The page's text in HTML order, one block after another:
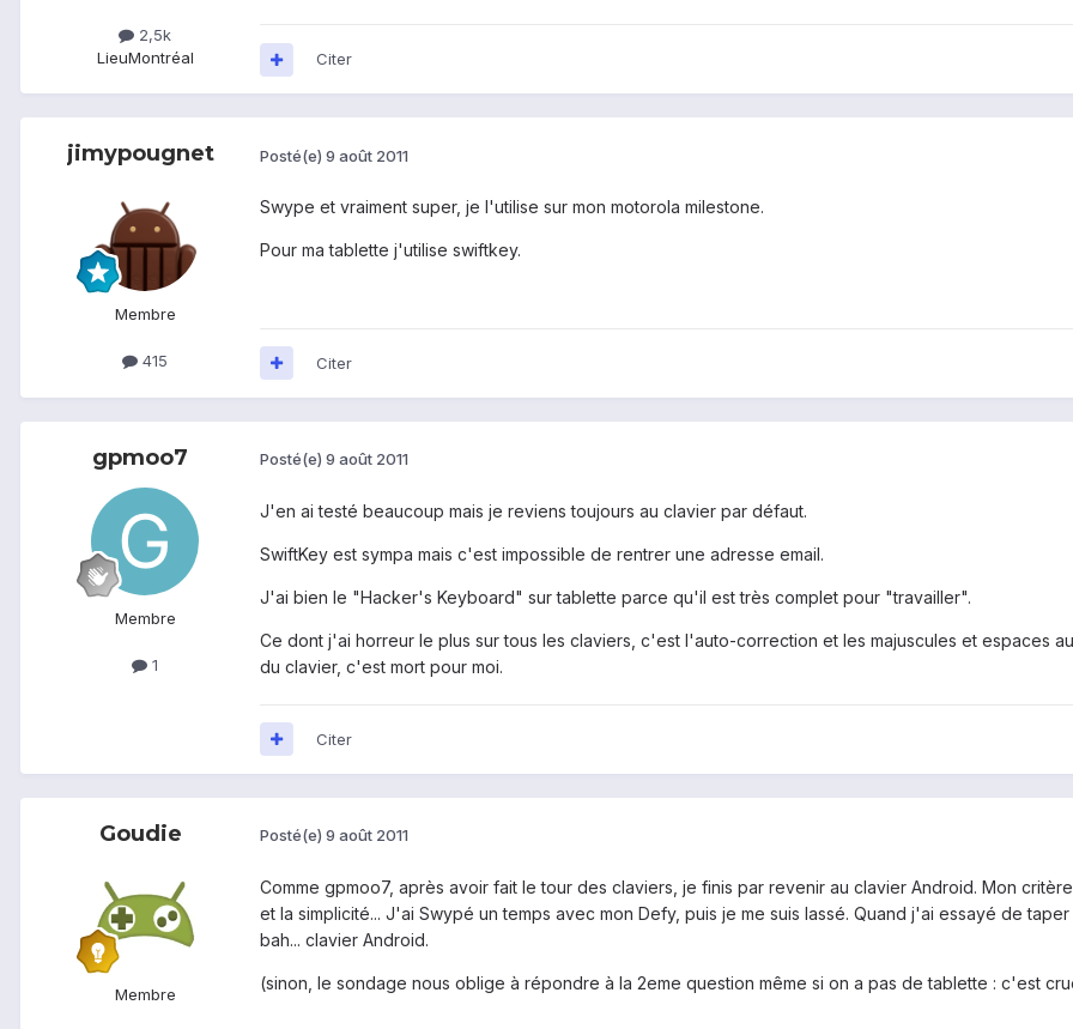
2,5k
LieuMontréal Citer
jimypougnet
Membre
415
Posté(e) 9 août 2011
Swype et vraiment super, je l'utilise sur mon motorola milestone.
Pour ma tablette j'utilise swiftkey.
Citer
gpmoo7
Membre
1
Posté(e) 9 août 2011
J'en ai testé beaucoup mais je reviens toujours au clavier par défaut.
SwiftKey est sympa mais c'est impossible de rentrer une adresse email.
J'ai bien le "Hacker's Keyboard" sur tablette parce qu'il est très complet pour "travailler".
Ce dont j'ai horreur le plus sur tous les claviers, c'est l'auto-correction et les majuscules et espaces
du clavier, c'est mort pour moi.
Citer
Goudie
Membre
Posté(e) 9 août 2011
Comme gpmoo7, après avoir fait le tour des claviers, je finis par revenir au clavier Android. Mon
et la simplicité... J'ai Swypé un temps avec mon Defy, puis je me suis lassé. Quand j'ai essayé de
bah... clavier Android.
(sinon, le sondage nous oblige à répondre à la 2eme question même si on a pas de tablette : c'est